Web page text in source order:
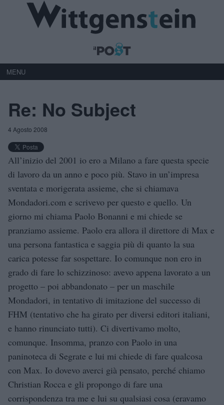
MENU
Re: No Subject
4 Agosto 2008
All’inizio del 2001 io ero a Milano a fare questa specie
di lavoro da un anno e poco più. Stavo in un’impresa
sventata e morigerata assieme, che si chiamava
Mondadori.com e scrivevo per questo e quello. Un
giorno mi chiama Paolo Bonanni e mi chiede se
pranziamo assieme. Paolo era allora il direttore di Max e
una persona fantastica e saggia più di quanto la sua
carica potesse far sospettare. Io comunque non ero in
grado di fare lo schizzinoso: avevo appena lavorato a un
progetto – poi abbandonato – per un maschile
Mondadori, in tentativo di imitazione del successo di
FHM (tentativo che ha girato per diversi editori italiani,
e hanno rinunciato tutti). Ci divertivamo molto,
comunque. Insomma, pranzo con Paolo in una
paninoteca di Segrate e lui mi chiede di fare qualcosa
con Max. Io dovevo averci già pensato, perché chiamo
Christian Rocca e gli propongo di fare una
corrispondenza tra me e lui su qualsiasi cosa (eravamo